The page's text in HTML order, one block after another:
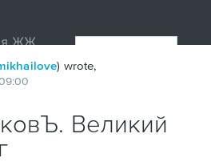
) wrote,
Великий